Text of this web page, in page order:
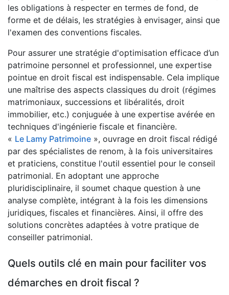
les obligations à respecter en termes de fond, de
forme et de délais, les stratégies à envisager, ainsi que
l'examen des conventions fiscales.
Pour assurer une stratégie d'optimisation efficace d’un
patrimoine personnel et professionnel, une expertise
pointue en droit fiscal est indispensable. Cela implique
une maîtrise des aspects classiques du droit (régimes
matrimoniaux, successions et libéralités, droit
immobilier, etc.) conjuguée à une expertise avérée en
techniques d'ingénierie fiscale et financière.
« Le Lamy Patrimoine », ouvrage en droit fiscal rédigé
par des spécialistes de renom, à la fois universitaires
et praticiens, constitue l'outil essentiel pour le conseil
patrimonial. En adoptant une approche
pluridisciplinaire, il soumet chaque question à une
analyse complète, intégrant à la fois les dimensions
juridiques, fiscales et financières. Ainsi, il offre des
solutions concrètes adaptées à votre pratique de
conseiller patrimonial.
Quels outils clé en main pour faciliter vos
démarches en droit fiscal ?